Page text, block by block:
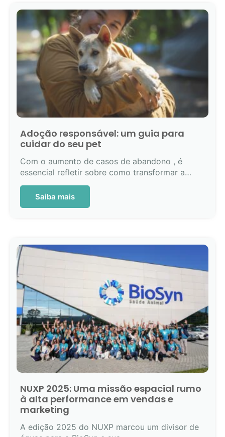
Adoção responsável: um guia para
cuidar do seu pet
Com o aumento de casos de abandono , é
essencial refletir sobre como transformar a…
Saiba mais
NUXP 2025: Uma missão espacial rumo
à alta performance em vendas e
marketing
A edição 2025 do NUXP marcou um divisor de